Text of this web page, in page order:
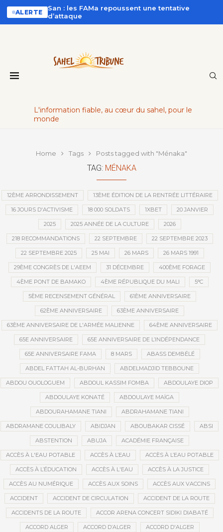
ALERTE
San : les FAMa repoussent une tentative
d’attaque
L'information fiable, au cœur du sahel, pour le
monde
Home Tags Posts tagged with "Ménaka"
TAG: MÉNAKA
12ÈME ARRONDISSEMENT 13ÈME ÉDITION DE LA RENTRÉE LITTÉRAIRE
16 JOURS D'ACTIVISME 18 000 SOLDATS 1XBET 20 JANVIER
2025 2025 ANNÉE DE LA CULTURE 2026
218 RECOMMANDATIONS 22 SEPTEMBRE 22 SEPTEMBRE 2023
22 SEPTEMBRE 2025 25 MAI 26 MARS 26 MARS 1991
29ÈME CONGRÈS DE L'AEEM 31 DÉCEMBRE 400ÈME FORAGE
4ÈME PONT DE BAMAKO 4ÈME RÉPUBLIQUE DU MALI 5°C
5ÈME RECENSEMENT GÉNÉRAL 61ÈME ANNIVERSAIRE
62ÈME ANNIVERSAIRE 63ÈME ANNIVERSAIRE
63ÈME ANNIVERSAIRE DE L'ARMÉE MALIENNE 64ÈME ANNIVERSAIRE
65E ANNIVERSAIRE 65E ANNIVERSAIRE DE L’INDÉPENDANCE
65E ANNIVERSAIRE FAMA 8 MARS ABASS DEMBÉLÉ
ABDEL FATTAH AL-BURHAN ABDELMADJID TEBBOUNE
ABDOU OUOLOGUEM ABDOUL KASSIM FOMBA ABDOULAYE DIOP
ABDOULAYE KONATÉ ABDOULAYE MAÏGA
ABDOURAHAMANE TIANI ABDRAHAMANE TIANI
ABDRAMANE COULIBALY ABIDJAN ABOUBAKAR CISSÉ ABSI
ABSTENTION ABUJA ACADÉMIE FRANÇAISE
ACCÈS À L'EAU POTABLE ACCÈS À L’EAU ACCÈS À L’EAU POTABLE
ACCÈS À L’ÉDUCATION ACCÈS À L'EAU ACCÈS À LA JUSTICE
ACCÈS AU NUMÉRIQUE ACCÈS AUX SOINS ACCÈS AUX VACCINS
ACCIDENT ACCIDENT DE CIRCULATION ACCIDENT DE LA ROUTE
ACCIDENTS DE LA ROUTE ACCOR ARENA CONCERT SIDIKI DIABATÉ
ACCORD ALGER ACCORD D’ALGER ACCORD D'ALGER